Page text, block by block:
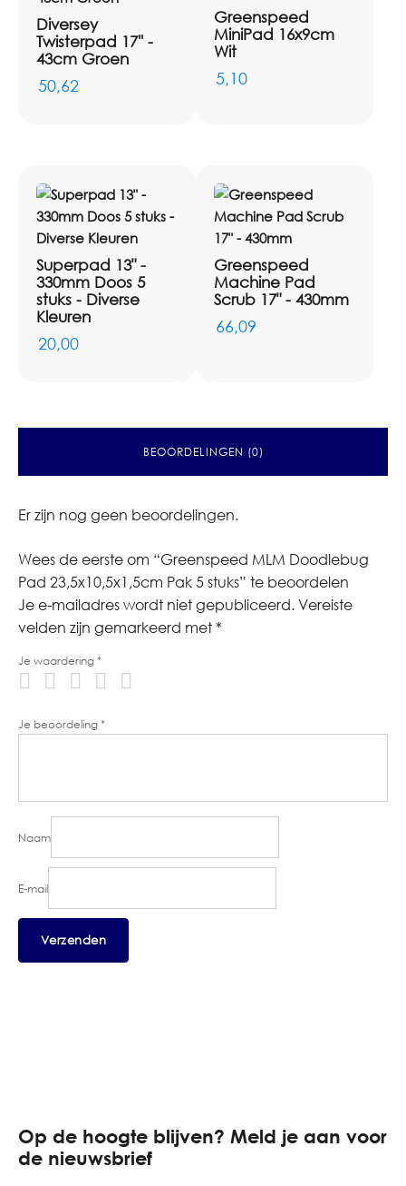
Diversey
Twisterpad 17'' -
43cm Groen
50,62
Greenspeed
MiniPad 16x9cm
Wit
5,10
Superpad 13" -
330mm Doos 5
stuks - Diverse
Kleuren
20,00
Greenspeed
Machine Pad
Scrub 17" - 430mm
66,09
BEOORDELINGEN (0)
Er zijn nog geen beoordelingen.
Wees de eerste om “Greenspeed MLM Doodlebug
Pad 23,5x10,5x1,5cm Pak 5 stuks” te beoordelen
Je e-mailadres wordt niet gepubliceerd.Vereiste
velden zijn gemarkeerd met *
Je waardering*
Je beoordeling*
Naam
E-mail
Op de hoogte blijven? Meld je aan voor
de nieuwsbrief